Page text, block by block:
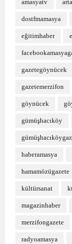
amasyatv
dostfmamasya
eğitimhaber
gazetegöynücek
gazetemerzifon
göynücek
gümüşhacıköy
haberamasya
hamamözügazete
kültürsanat
magazinhaber
merzifongazete
radyoamasya